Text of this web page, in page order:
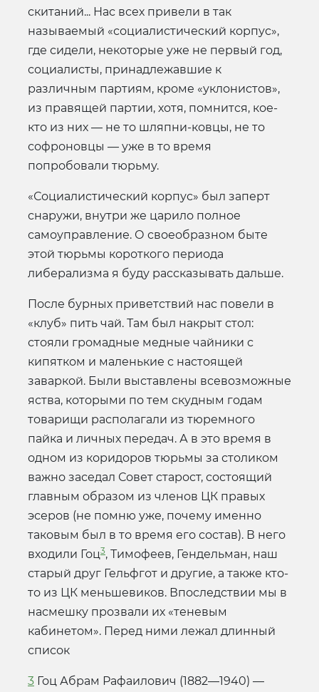
скитаний... Нас всех привели в так
называемый «социалистический корпус»,
где сидели, некоторые уже не первый год,
социалисты, принадлежавшие к
различным партиям, кроме «уклонистов»,
из правящей партии, хотя, помнится, кое-
кто из них — не то шляпни-ковцы, не то
софроновцы — уже в то время
попробовали тюрьму.
«Социалистический корпус» был заперт
снаружи, внутри же царило полное
самоуправление. О своеобразном быте
этой тюрьмы короткого периода
либерализма я буду рассказывать дальше.
После бурных приветствий нас повели в
«клуб» пить чай. Там был накрыт стол:
стояли громадные медные чайники с
кипятком и маленькие с настоящей
заваркой. Были выставлены всевозможные
яства, которыми по тем скудным годам
товарищи располагали из тюремного
пайка и личных передач. А в это время в
одном из коридоров тюрьмы за столиком
важно заседал Совет старост, состоящий
главным образом из членов ЦК правых
эсеров (не помню уже, почему именно
таковым был в то время его состав). В него
входили Гоц3, Тимофеев, Гендельман, наш
старый друг Гельфгот и другие, а также кто-
то из ЦК меньшевиков. Впоследствии мы в
насмешку прозвали их «теневым
кабинетом». Перед ними лежал длинный
список
3 Гоц Абрам Рафаилович (1882—1940) —